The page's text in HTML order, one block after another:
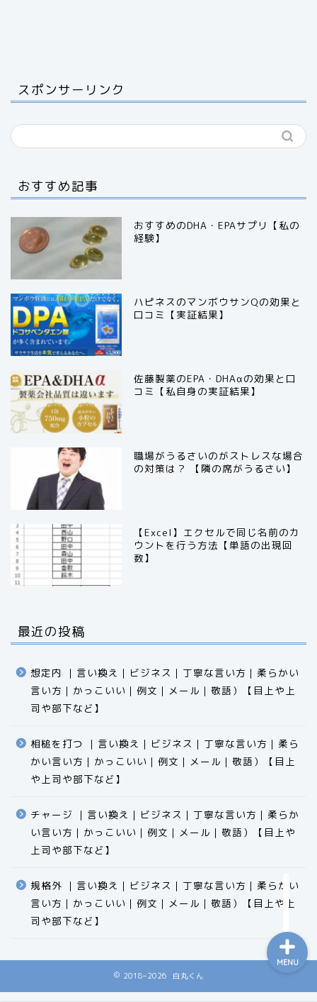
スポンサーリンク
おすすめ記事
おすすめのDHA・EPAサプリ【私の
経験】
ハピネスのマンボウサンQの効果と
口コミ【実証結果】
佐藤製薬のEPA・DHAαの効果と口
コミ【私自身の実証結果】
職場がうるさいのがストレスな場合
の対策は？ 【隣の席がうるさい】
【Excel】エクセルで同じ名前のカ
ウントを行う方法【単語の出現回
数】
最近の投稿
想定内 ｜言い換え｜ビジネス｜丁寧な言い方｜柔らかい
言い方｜かっこいい｜例文｜メール｜敬語）【目上や上
司や部下など】​​​​​​​​​​​​​​​​
相槌を打つ ｜言い換え｜ビジネス｜丁寧な言い方｜柔ら
かい言い方｜かっこいい｜例文｜メール｜敬語）【目上
や上司や部下など】​​​​​​​​​​​​​​​​
チャージ ｜言い換え｜ビジネス｜丁寧な言い方｜柔らか
い言い方｜かっこいい｜例文｜メール｜敬語）【目上や
上司や部下など】​​​​​​​​​​​​​​​​
規格外 ｜言い換え｜ビジネス｜丁寧な言い方｜柔らかい
言い方｜かっこいい｜例文｜メール｜敬語）【目上や上
司や部下など】​​​​​​​​​​​​​​​​
2018–2026 白丸くん
MENU
食品
科学
ビジネス用語